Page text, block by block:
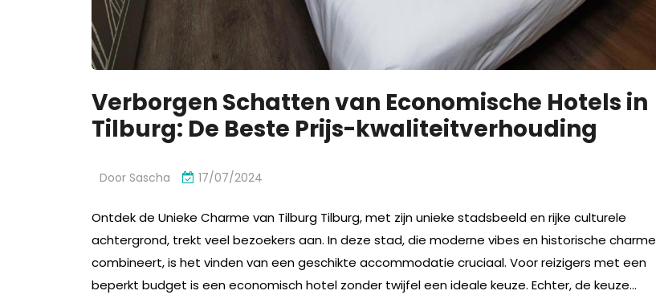
Verborgen Schatten van Economische Hotels in
Tilburg: De Beste Prijs-kwaliteitverhouding
Door Sascha 17/07/2024
Ontdek de Unieke Charme van Tilburg Tilburg, met zijn unieke stadsbeeld en rijke culturele
achtergrond, trekt veel bezoekers aan. In deze stad, die moderne vibes en historische charme
combineert, is het vinden van een geschikte accommodatie cruciaal. Voor reizigers met een
beperkt budget is een economisch hotel zonder twijfel een ideale keuze. Echter, de keuze…